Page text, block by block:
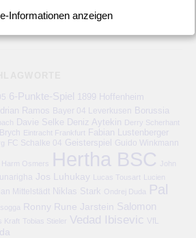
6-Punkte-Spiel 1899 Hoffenheim
Ramos Bayer 04 Leverkusen
Borussia
Davie Selke Deniz Aytekin Derry Scherhant
Eintracht Frankfurt Fabian Lustenberger
FC Schalke 04 Geisterspiel Guido Winkmann
Harm Osmers Hertha BSC
John
Jos Luhukay Lucas Tousart Lucien
Mittelstädt Niklas Stark Ondrej Duda Pal
Ronny Rune Jarstein Salomon
Kraft Tobias Stieler Vedad Ibisevic
VfL
Informationen anzeigen